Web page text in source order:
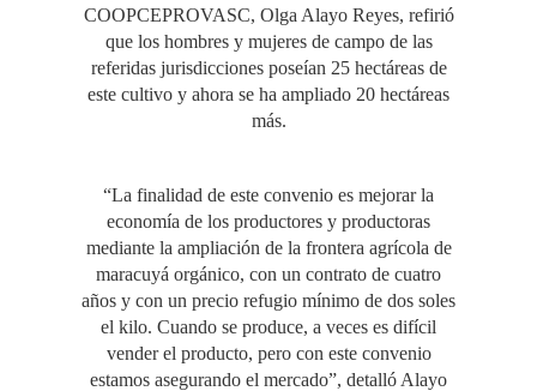
COOPCEPROVASC, Olga Alayo Reyes, refirió
que los hombres y mujeres de campo de las
referidas jurisdicciones poseían 25 hectáreas de
este cultivo y ahora se ha ampliado 20 hectáreas
más.
“La finalidad de este convenio es mejorar la
economía de los productores y productoras
mediante la ampliación de la frontera agrícola de
maracuyá orgánico, con un contrato de cuatro
años y con un precio refugio mínimo de dos soles
el kilo. Cuando se produce, a veces es difícil
vender el producto, pero con este convenio
estamos asegurando el mercado”, detalló Alayo